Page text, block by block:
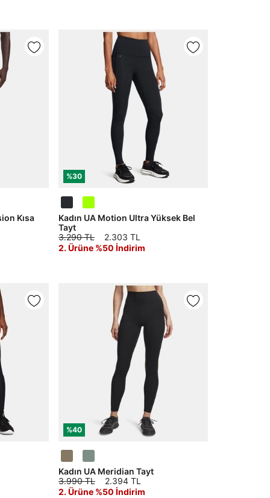
Kısa
%30
Kadın UA Motion Ultra Yüksek Bel
Tayt
3.290 TL
2.303 TL
2. Ürüne %50 İndirim
%40
Kadın UA Meridian Tayt
3.990 TL
2.394 TL
2. Ürüne %50 İndirim